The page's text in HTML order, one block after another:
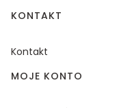
KONTAKT
Kontakt
MOJE KONTO